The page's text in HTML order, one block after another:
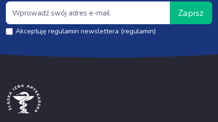
Zapisz
Akceptuję regulamin newslettera (regulamin)